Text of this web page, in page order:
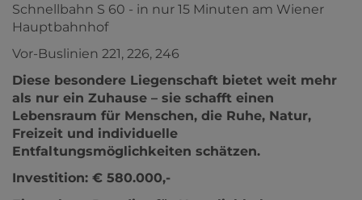
Schnellbahn S 60 - in nur 15 Minuten am Wiener
Hauptbahnhof
Vor-Buslinien 221, 226, 246
Diese besondere Liegenschaft bietet weit mehr
als nur ein Zuhause – sie schafft einen
Lebensraum für Menschen, die Ruhe, Natur,
Freizeit und individuelle
Entfaltungsmöglichkeiten schätzen.
Investition: € 580.000,-